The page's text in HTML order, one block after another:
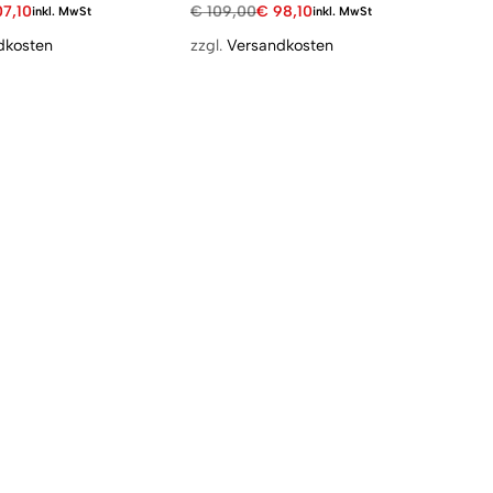
inkl. MwSt €109,00€ 98,10inkl. MwSt
zzgl.Versandkosten